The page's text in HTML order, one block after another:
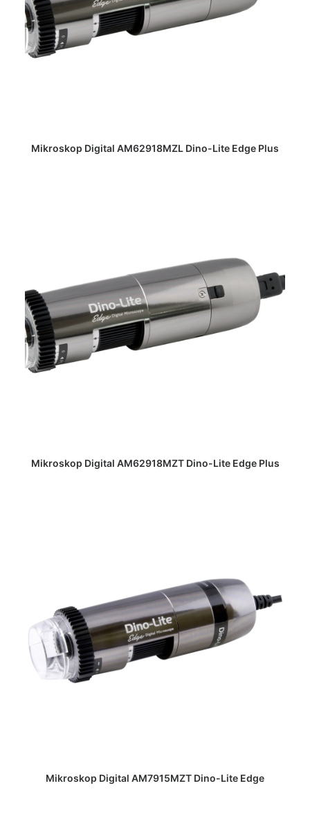
DAPATKAN PENAWARAN HARGA
Mikroskop Digital AM62918MZL Dino-Lite Edge Plus
DAPATKAN PENAWARAN HARGA
Mikroskop Digital AM62918MZT Dino-Lite Edge Plus
DAPATKAN PENAWARAN HARGA
Mikroskop Digital AM7915MZT Dino-Lite Edge